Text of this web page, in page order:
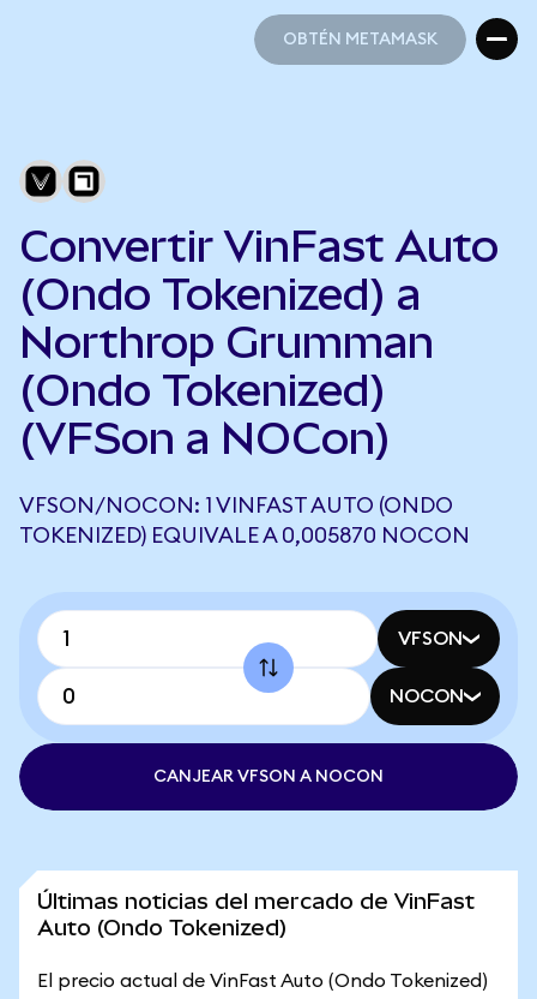
OBTÉN METAMASK
Convertir VinFast Auto
(Ondo Tokenized) a
Northrop Grumman
(Ondo Tokenized)
(VFSon a NOCon)
VFSON/NOCON: 1 VINFAST AUTO (ONDO
TOKENIZED) EQUIVALE A 0,005870 NOCON
VFSON
NOCON
CANJEAR VFSON A NOCON
Últimas noticias del mercado de VinFast
Auto (Ondo Tokenized)
El precio actual de VinFast Auto (Ondo Tokenized)